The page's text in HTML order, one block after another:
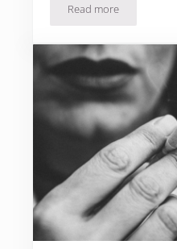
Read moreUmfrage: Die